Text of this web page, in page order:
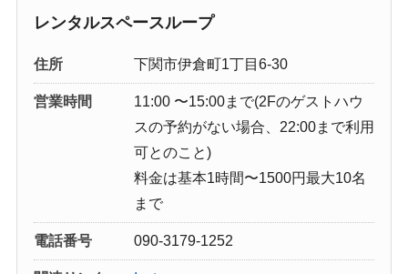
レンタルスペースループ
住所 下関市伊倉町1丁目6-30
営業時間
11:00 〜15:00まで(2Fのゲストハウ
スの予約がない場合、22:00まで利用
可とのこと)
料金は基本1時間〜1500円最大10名
まで
電話番号 090-3179-1252